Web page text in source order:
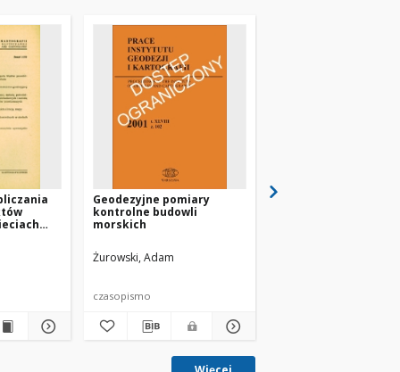
Geodezyjne pomiary
kontrolne budowli
morskich
Żurowski, Adam
czasopismo